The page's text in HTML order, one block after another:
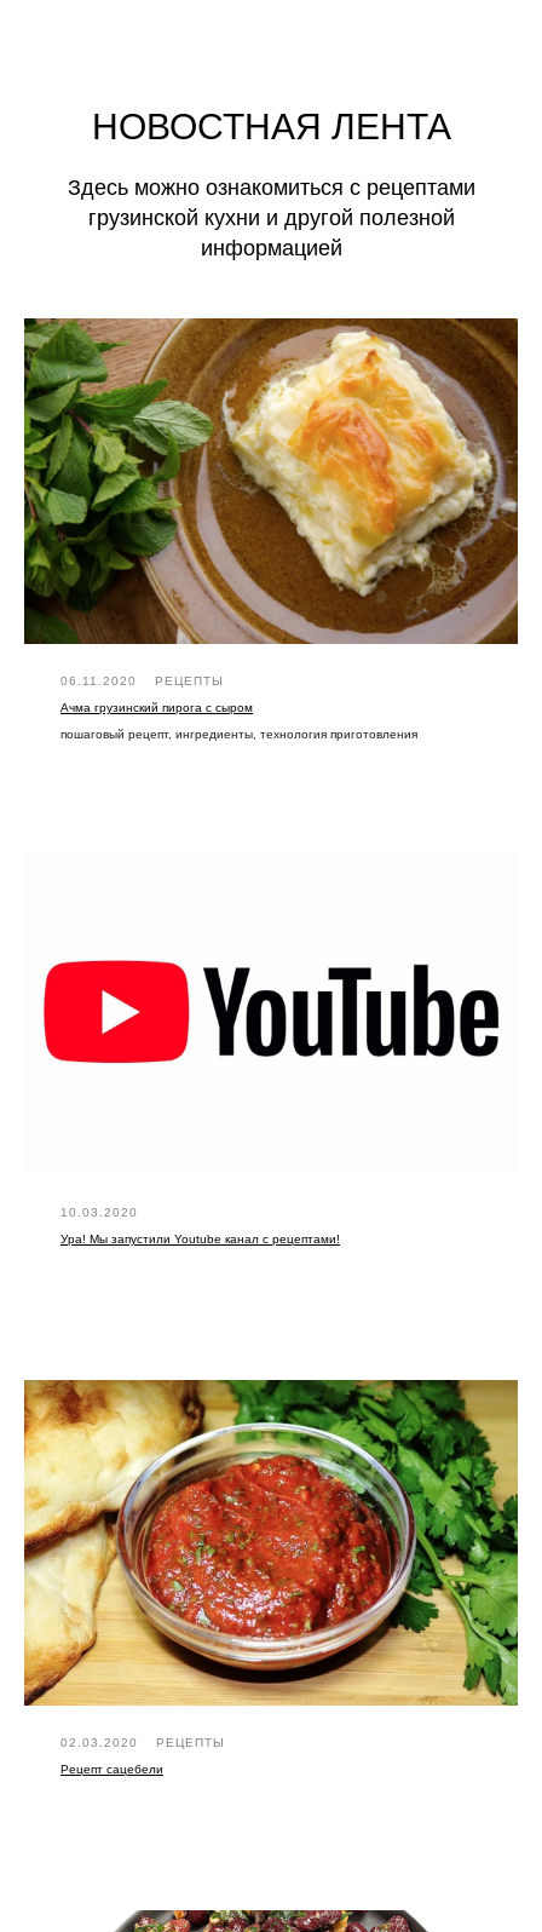
НОВОСТНАЯ ЛЕНТА
Здесь можно ознакомиться с рецептами
грузинской кухни и другой полезной
информацией
06.11.2020
РЕЦЕПТЫ
Ачма грузинский пирога с сыром
пошаговый рецепт, ингредиенты, технология приготовления
10.03.2020
Ура! Мы запустили Youtube канал с рецептами!
02.03.2020
РЕЦЕПТЫ
Рецепт сацебели